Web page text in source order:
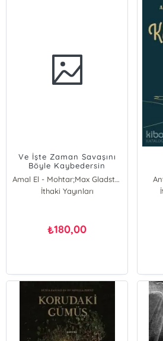
Ve İşte Zaman Savaşını
Böyle Kaybedersin
Amal El - Mohtar;Max Gladstone
İthaki Yayınları
₺180,00